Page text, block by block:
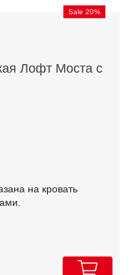
Sale 20%
Лофт Моста с
на кровать